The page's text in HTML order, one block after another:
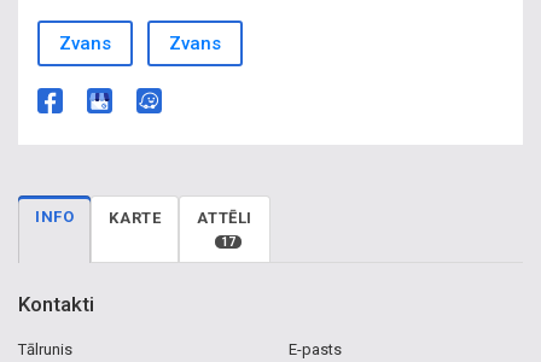
Zvans Zvans
INFO KARTE ATTĒLI
17
Kontakti
Tālrunis E-pasts